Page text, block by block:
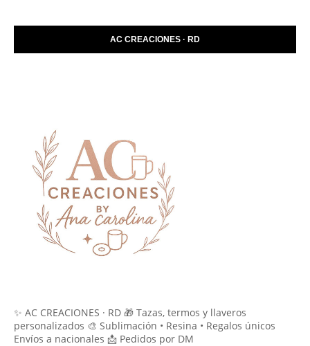
AC CREACIONES · RD
✨ AC CREACIONES · RD 🎁 Tazas, termos y llaveros
personalizados 🎨 Sublimación • Resina • Regalos únicos
Envíos a nacionales 📩 Pedidos por DM